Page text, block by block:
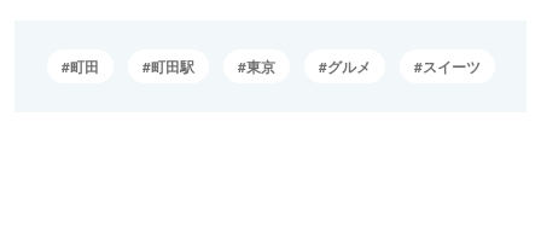
町田 町田駅 東京 グルメ スイーツ